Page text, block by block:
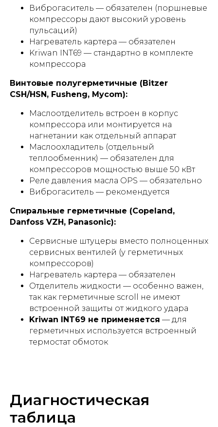
Виброгаситель — обязателен (поршневые
компрессоры дают высокий уровень
пульсаций)
Нагреватель картера — обязателен
Kriwan INT69 — стандартно в комплекте
компрессора
Винтовые полугерметичные (Bitzer
CSH/HSN, Fusheng, Mycom):
Маслоотделитель встроен в корпус
компрессора или монтируется на
нагнетании как отдельный аппарат
Маслоохладитель (отдельный
теплообменник) — обязателен для
компрессоров мощностью выше 50 кВт
Реле давления масла OPS — обязательно
Виброгаситель — рекомендуется
Спиральные герметичные (Copeland,
Danfoss VZH, Panasonic):
Сервисные штуцеры вместо полноценных
сервисных вентилей (у герметичных
компрессоров)
Нагреватель картера — обязателен
Отделитель жидкости — особенно важен,
так как герметичные scroll не имеют
встроенной защиты от жидкого удара
Kriwan INT69 не применяется — для
герметичных используется встроенный
термостат обмоток
Диагностическая
таблица